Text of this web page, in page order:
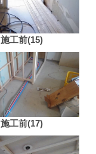
施工前(15)
施工前(17)